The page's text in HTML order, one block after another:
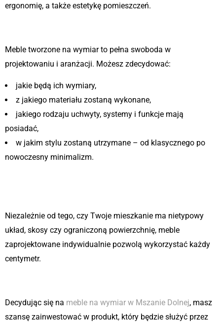
ergonomię, a także estetykę pomieszczeń.
Meble tworzone na wymiar to pełna swoboda w
projektowaniu i aranżacji. Możesz zdecydować:
jakie będą ich wymiary,
z jakiego materiału zostaną wykonane,
jakiego rodzaju uchwyty, systemy i funkcje mają
posiadać,
w jakim stylu zostaną utrzymane – od klasycznego po
nowoczesny minimalizm.
Niezależnie od tego, czy Twoje mieszkanie ma nietypowy
układ, skosy czy ograniczoną powierzchnię, meble
zaprojektowane indywidualnie pozwolą wykorzystać każdy
centymetr.
Decydując się na meble na wymiar w Mszanie Dolnej, masz
szansę zainwestować w produkt, który będzie służyć przez